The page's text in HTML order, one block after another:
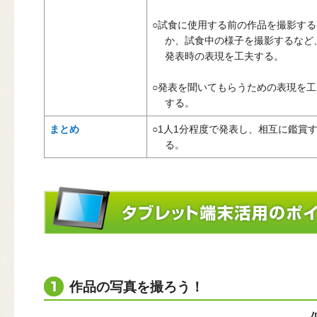
○試食に使用する前の作品を撮影す
か、試食中の様子を撮影するなど
発表時の表現を工夫する。
○発表を聞いてもらうための表現を
する。
まとめ
○1人1分程度で発表し、相互に鑑賞す
る。
作品の写真を撮ろう！